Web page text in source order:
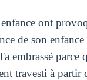
ont
de son
embrassé
travesti à partir